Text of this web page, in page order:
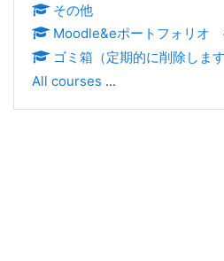
その他
Moodle&eポートフォリオ
ゴミ箱（定期的に削除します
All courses ...